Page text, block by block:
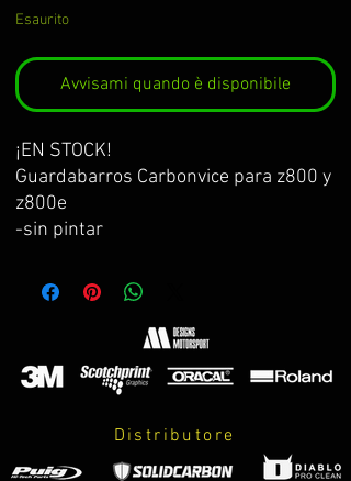
Esaurito
Avvisami quando è disponibile
¡EN STOCK!
Guardabarros Carbonvice para z800 y
z800e
-sin pintar
Diseño renovado con lineas mas
deportivas y agresivas.
Distributore